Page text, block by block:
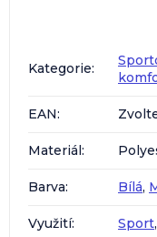
Kategorie:
EAN:
Materiál:
Barva: Bílá,
Využití: Sport,